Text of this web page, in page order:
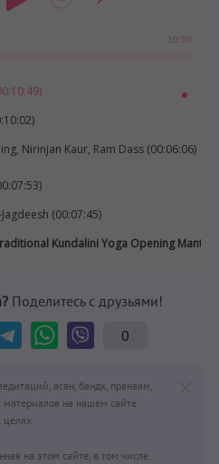
10:50
Nirinjan Kaur, Ram Dass (00:06:06)
(00:07:45)
Kundalini Yoga Opening Mantra)
Поделитесь с друзьями!
0
асан, бандх, пранаям,
материалов на нашем сайте
целях.
на этом сайте, в том числе